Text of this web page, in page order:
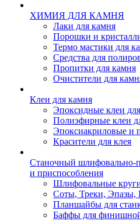
ХИМИЯ ДЛЯ КАМНЯ
Лаки для камня
Порошки и
Термо мастики для
Средства для
Пропитки для камня
Очистители для
Клеи для камня
Эпоксидные клеи
Полиэфирные клеи
Эпоксиакриловые и
Красители для клея
Станочный шлифовально-
и приспособления
Шлифовальные
Соты, Треки, Эпазы,
Планшайбы для
Баффы для